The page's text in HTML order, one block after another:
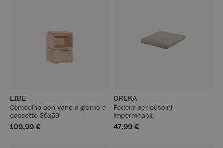
LIBE
Comodino con vano a giorno e
cassetto 39x59
109,99 €
OREKA
Fodere per cuscini
impermeabili
47,99 €